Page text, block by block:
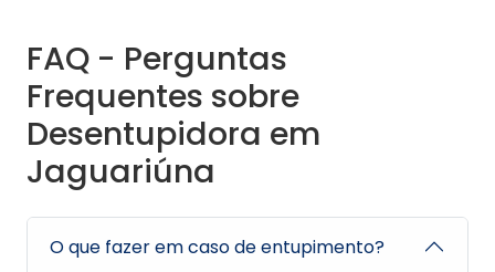
FAQ - Perguntas
Frequentes sobre
Desentupidora em
Jaguariúna
O que fazer em caso de entupimento?